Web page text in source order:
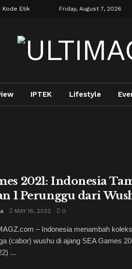
Kode Etik Friday, August 7, 2026
IPTEK Lifestyle
2021: Indonesia
1 Perunggu dari
MAY 16, 2022 0
– Indonesia menambah
(cabor) wushu di ajang SEA Games
...